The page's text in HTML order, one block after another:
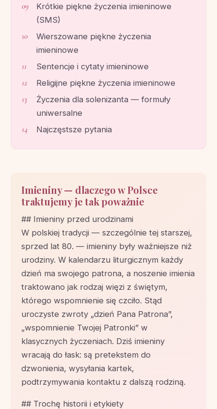
Krótkie piękne życzenia imieninowe
(SMS)
Wierszowane piękne życzenia
imieninowe
Sentencje i cytaty imieninowe
Religijne piękne życzenia imieninowe
Życzenia dla solenizanta — formuły
uniwersalne
Najczęstsze pytania
Imieniny — dlaczego w Polsce
traktujemy je tak poważnie
## Imieniny przed urodzinami
W polskiej tradycji — szczególnie tej starszej,
sprzed lat 80. — imieniny były ważniejsze niż
urodziny. W kalendarzu liturgicznym każdy
dzień ma swojego patrona, a noszenie imienia
traktowano jak rodzaj więzi z świętym,
którego wspomnienie się czciło. Stąd
uroczyste zwroty „dzień Pana Patrona”,
„wspomnienie Twojej Patronki” w
klasycznych życzeniach. Dziś imieniny
wracają do łask: są pretekstem do
dzwonienia, wysyłania kartek,
podtrzymywania kontaktu z dalszą rodziną.
## Trochę historii i etykiety